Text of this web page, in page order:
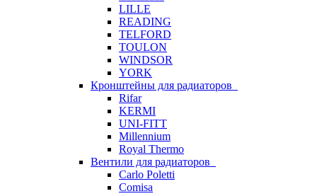
LILLE
READING
TELFORD
TOULON
WINDSOR
YORK
Кронштейны для радиаторов
Rifar
KERMI
UNI-FITT
Millennium
Royal Thermo
Вентили для радиаторов
Carlo Poletti
Comisa